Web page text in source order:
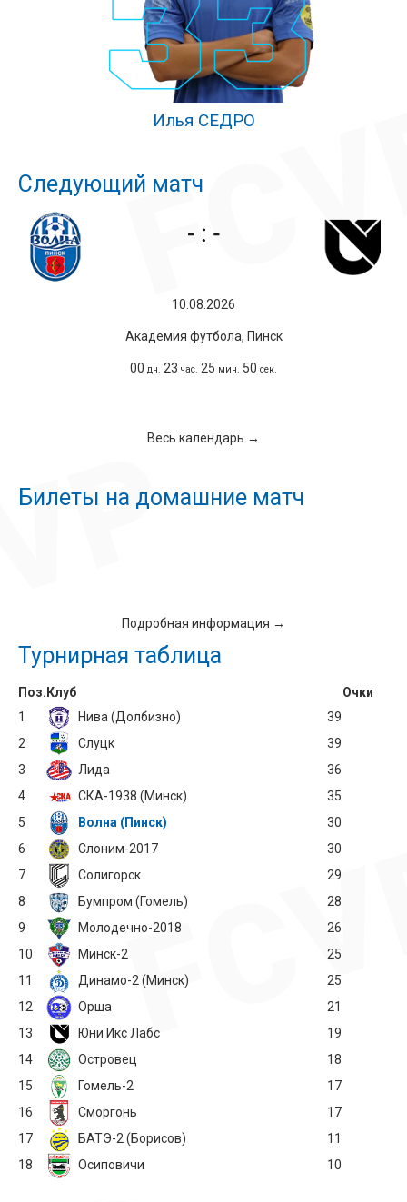
Илья СЕДРО
Следующий матч
10.08.2026
Академия футбола, Пинск
00 дн. 23 час. 25 мин. 50 сек.
Весь календарь →
Билеты на домашние матч
Подробная информация →
Турнирная таблица
Поз. Клуб
Очки
1
Нива (Долбизно)
39
2
Слуцк
39
3
Лида
36
4
СКА-1938 (Минск)
35
5
Волна (Пинск)
30
6
Слоним-2017
30
7
Солигорск
29
8
Бумпром (Гомель)
28
9
Молодечно-2018
26
10
Минск-2
25
11
Динамо-2 (Минск)
25
12
Орша
21
13
Юни Икс Лабс
19
14
Островец
18
15
Гомель-2
17
16
Сморгонь
17
17
БАТЭ-2 (Борисов)
11
18
Осиповичи 10